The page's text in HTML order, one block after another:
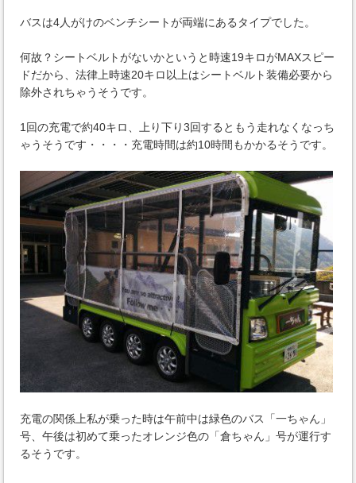
バスは4人がけのベンチシートが両端にあるタイプでした。
何故？シートベルトがないかというと時速19キロがMAXスピー
ドだから、法律上時速20キロ以上はシートベルト装備必要から
除外されちゃうそうです。
1回の充電で約40キロ、上り下り3回するともう走れなくなっち
ゃうそうです・・・・充電時間は約10時間もかかるそうです。
充電の関係上私が乗った時は午前中は緑色のバス「一ちゃん」
号、午後は初めて乗ったオレンジ色の「倉ちゃん」号が運行す
るそうです。